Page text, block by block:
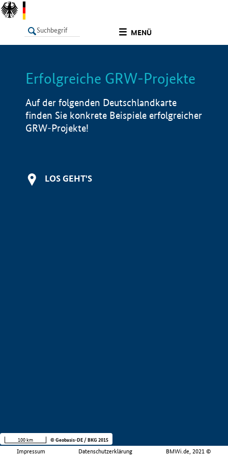
MENÜ
LISTE Info
Erfolgreiche GRW-Projekte
Auf der folgenden Deutschlandkarte
finden Sie konkrete Beispiele erfolgreicher
GRW-Projekte!
LOS GEHT'S
Impressum Datenschutzerklärung BMWi.de, 2021 ©
100 km © Geobasis-DE / BKG 2015